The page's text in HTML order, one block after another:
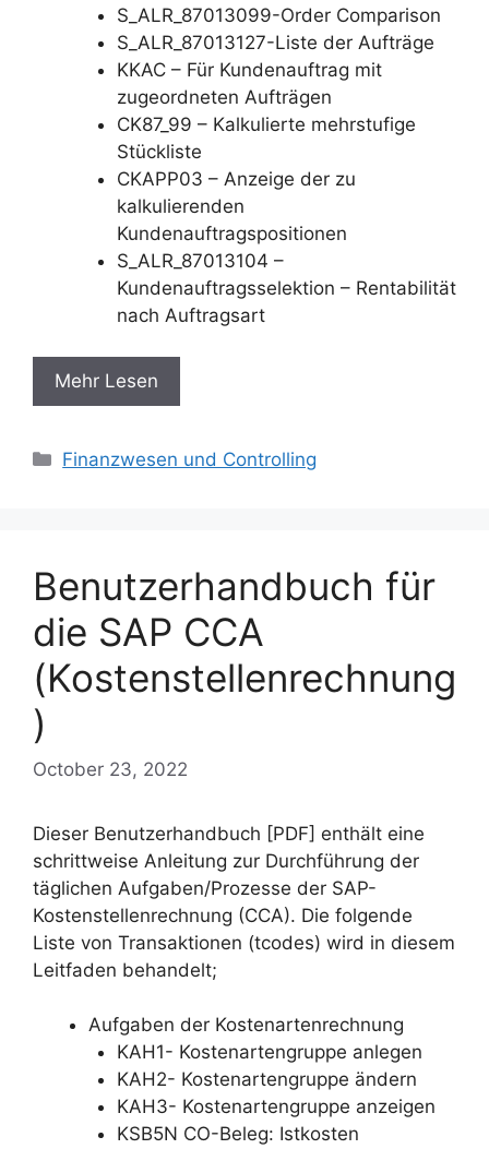
S_ALR_87013099-Order Comparison
S_ALR_87013127-Liste der Aufträge
KKAC – Für Kundenauftrag mit
zugeordneten Aufträgen
CK87_99 – Kalkulierte mehrstufige
Stückliste
CKAPP03 – Anzeige der zu
kalkulierenden
Kundenauftragspositionen
S_ALR_87013104 –
Kundenauftragsselektion – Rentabilität
nach Auftragsart
Mehr Lesen
Categories
Finanzwesen und Controlling
Benutzerhandbuch für
die SAP CCA
(Kostenstellenrechnung
)
October 23, 2022
Dieser Benutzerhandbuch [PDF] enthält eine
schrittweise Anleitung zur Durchführung der
täglichen Aufgaben/Prozesse der SAP-
Kostenstellenrechnung (CCA). Die folgende
Liste von Transaktionen (tcodes) wird in diesem
Leitfaden behandelt;
Aufgaben der Kostenartenrechnung
KAH1- Kostenartengruppe anlegen
KAH2- Kostenartengruppe ändern
KAH3- Kostenartengruppe anzeigen
KSB5N CO-Beleg: Istkosten